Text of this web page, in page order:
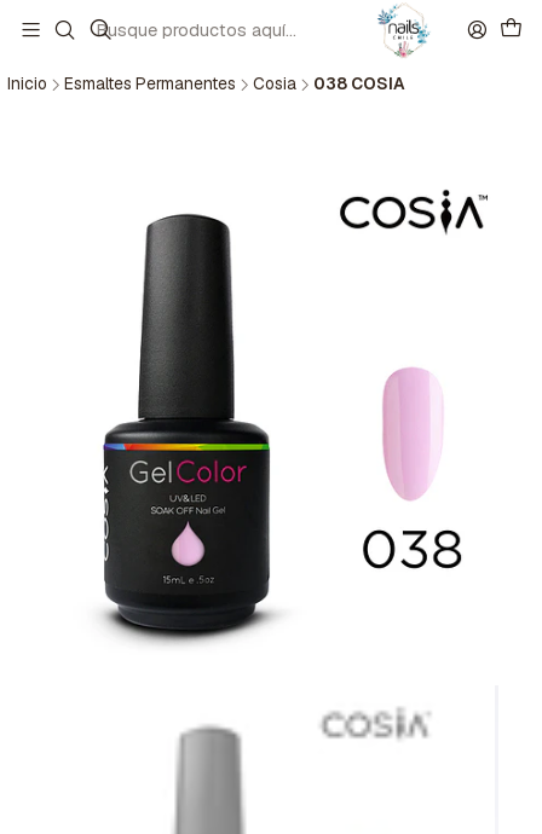
Inicio Esmaltes Permanentes Cosia 038 COSIA